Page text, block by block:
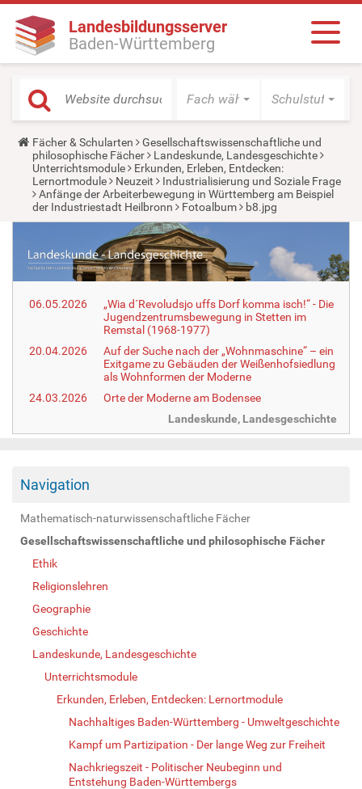
Landesbildungsserver
Baden-Württemberg
Fach wählen Schulstufe
Y
o
u
a
r
e
h
e
:
Fächer & Schularten
Gesellschaftswissenschaftliche und
philosophische Fächer
Landeskunde, Landesgeschichte
Unterrichtsmodule
Erkunden, Erleben, Entdecken:
Lernortmodule
Neuzeit
Industrialisierung und Soziale Frage
Anfänge der Arbeiterbewegung in Württemberg am Beispiel
der Industriestadt Heilbronn
Fotoalbum b8.jpg
06.05.2026
„Wia d´Revoludsjo uffs Dorf komma isch!“ - Die
Jugendzentrumsbewegung in Stetten im
Remstal (1968-1977)
20.04.2026
Auf der Suche nach der „Wohnmaschine“ – ein
Exitgame zu Gebäuden der Weißenhofsiedlung
als Wohnformen der Moderne
24.03.2026
Orte der Moderne am Bodensee
Landeskunde, Landesgeschichte
Navigation
Mathematisch-naturwissenschaftliche Fächer
Gesellschaftswissenschaftliche und philosophische Fächer
Ethik
Religionslehren
Geographie
Geschichte
Landeskunde, Landesgeschichte
Unterrichtsmodule
Erkunden, Erleben, Entdecken: Lernortmodule
Nachhaltiges Baden-Württemberg - Umweltgeschichte
Kampf um Partizipation - Der lange Weg zur Freiheit
Nachkriegszeit - Politischer Neubeginn und
Entstehung Baden-Württembergs